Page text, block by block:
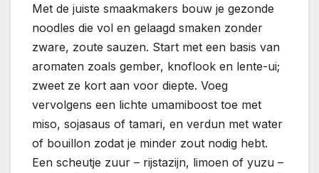
Met de juiste smaakmakers bouw je gezonde
noodles die vol en gelaagd smaken zonder
zware, zoute sauzen. Start met een basis van
aromaten zoals gember, knoflook en lente-ui;
zweet ze kort aan voor diepte. Voeg
vervolgens een lichte umamiboost toe met
miso, sojasaus of tamari, en verdun met water
of bouillon zodat je minder zout nodig hebt.
Een scheutje zuur – rijstazijn, limoen of yuzu –